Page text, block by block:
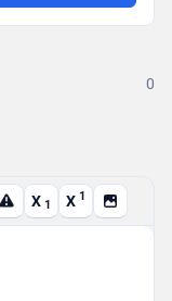
0
X 1 X 1